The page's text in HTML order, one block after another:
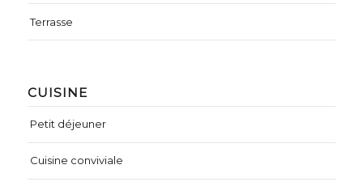
CUISINE
Petit déjeuner
Cuisine conviviale
Terrasse